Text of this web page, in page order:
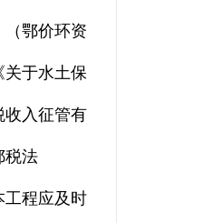
（鄂价环资
关于水土保
收入征管有
税法
工程应及时